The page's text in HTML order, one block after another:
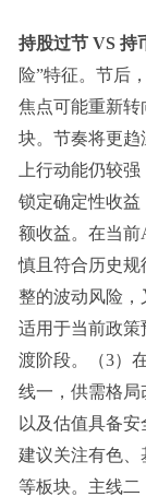
持股过节 VS 持
险”特征。节后
焦点可能重新转
块。节奏将更
上行动能仍较
锁定确定性收益
额收益。在当前
慎且符合历史规
整的波动风险
适用于当前政策
渡阶段。（3）
线一，供需格局
以及估值具备
建议关注有色、
等板块。主线二